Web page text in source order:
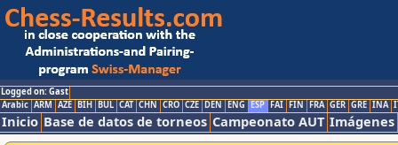
Logged on: Gast
Arabic ARM AZE BIH BUL CAT CHN CRO CZE DEN ENG ESP FAI FIN FRA GER GRE INA
Inicio Base de datos de torneos Campeonato AUT Imágenes